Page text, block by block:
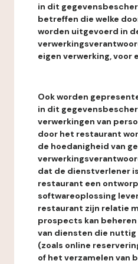
in dit
betreffen die welke
worden uitgevoerd in
eigen verwerking, voor
Ook worden
in dit
verwerkingen van
door het restaurant
de hoedanigheid van
dat de dienstverlener
restaurant een
softwareoplossing
restaurant zijn relatie
prospects kan
van diensten die
(zoals online
of het verzamelen van